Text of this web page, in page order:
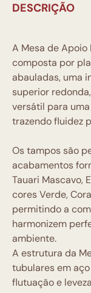
DESCRIÇÃO
A Mesa de Apoio
composta por
abauladas, uma
superior
versátil para
trazendo fluidez
Os tampos são
acabamentos
Tauari Mascavo,
cores Verde,
permitindo a
harmonizem
ambiente.
A estrutura da
tubulares em
flutuação e